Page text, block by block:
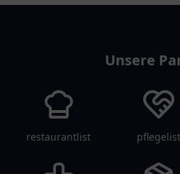
Reisen.
Unsere
restaurantlist pflegelist